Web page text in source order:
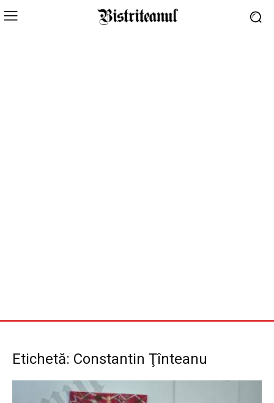
Etichetă: Constantin Ţînteanu